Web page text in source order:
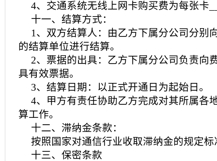
4、交通系统无线上网卡购买费为每张卡
十一、结算方式：
1、双方结算人：由乙方下属分公司分别
的结算单位进行结算。
2、票据的出具：乙方下属分公司负责向
具有效票据。
3、结算日期：以正式开通日为起始日。
4、甲方有责任协助乙方完成对其所属各
算工作。
十二、滞纳金条款：
按照国家对通信行业收取滞纳金的规定标
十三、保密条款